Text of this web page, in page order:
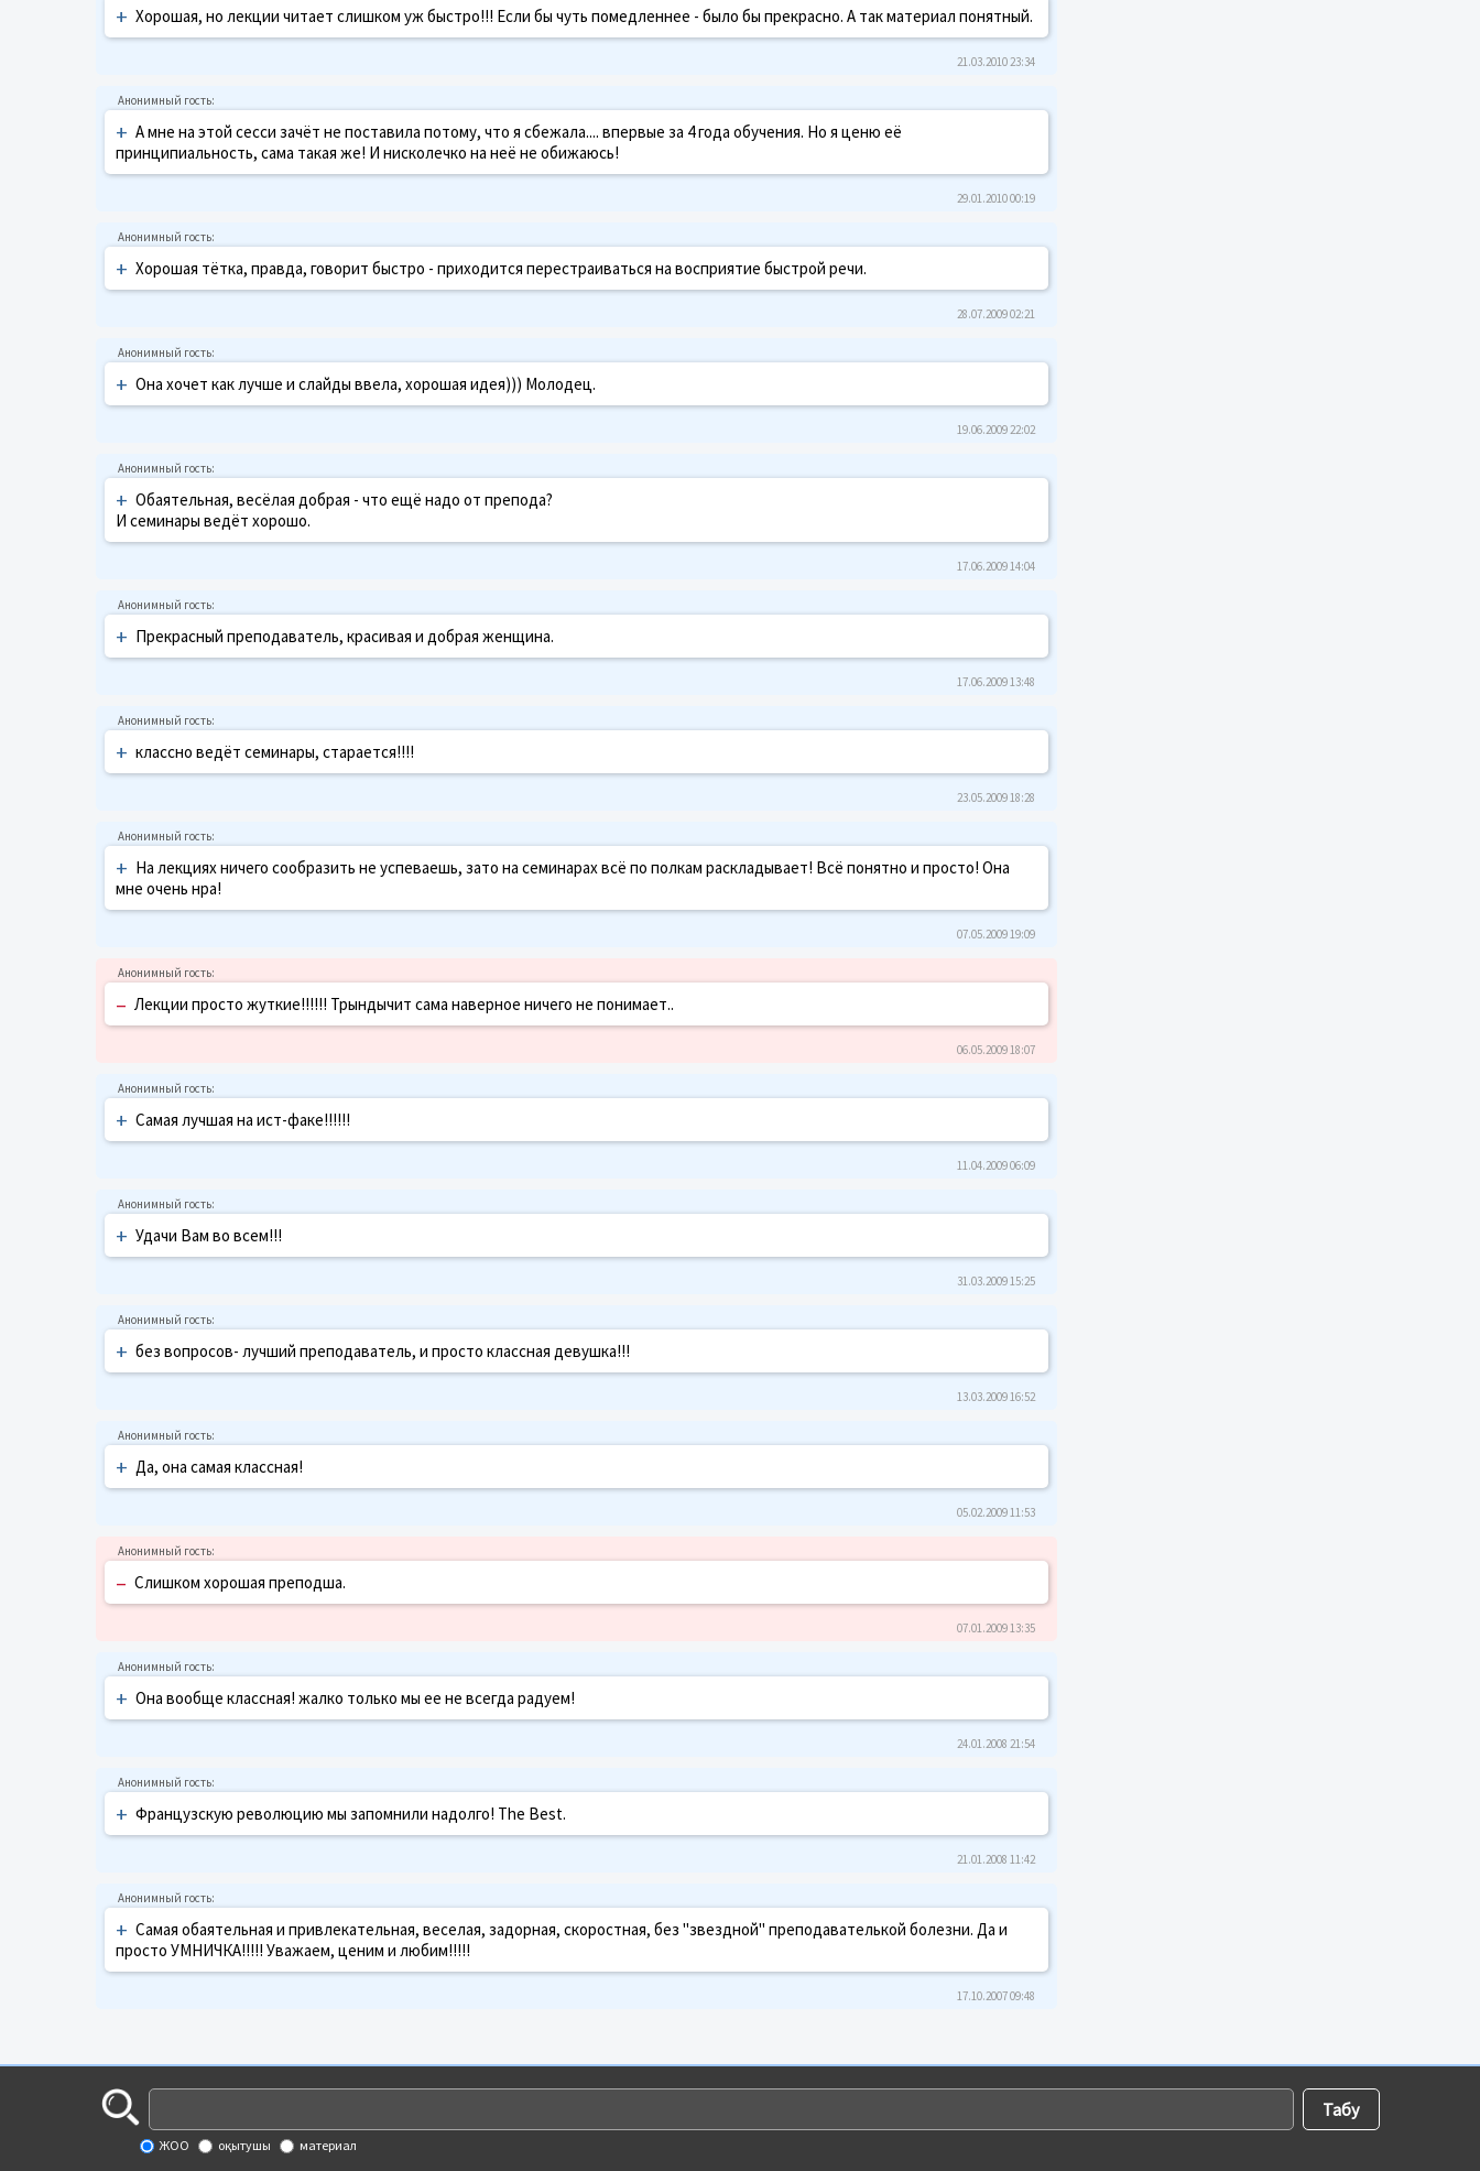
+ Хорошая, но лекции читает слишком уж быстро!!! Если бы чуть помедленнее - было бы прекрасно. А так материал понятный.
21.03.2010 23:34
+ А мне на этой сесси зачёт не поставила потому, что я сбежала.... впервые за 4 года обучения. Но я ценю её
принципиальность, сама такая же! И нисколечко на неё не обижаюсь!
29.01.2010 00:19
+ Хорошая тётка, правда, говорит быстро - приходится перестраиваться на восприятие быстрой речи.
28.07.2009 02:21
+ Она хочет как лучше и слайды ввела, хорошая идея))) Молодец.
19.06.2009 22:02
+ Обаятельная, весёлая добрая - что ещё надо от препода?
И семинары ведёт хорошо.
17.06.2009 14:04
+ Прекрасный преподаватель, красивая и добрая женщина.
17.06.2009 13:48
+ классно ведёт семинары, старается!!!!
23.05.2009 18:28
+ На лекциях ничего сообразить не успеваешь, зато на семинарах всё по полкам раскладывает! Всё понятно и просто! Она
мне очень нра!
07.05.2009 19:09
– Лекции просто жуткие!!!!!! Трындычит сама наверное ничего не понимает..
06.05.2009 18:07
+ Самая лучшая на ист-факе!!!!!!
11.04.2009 06:09
+ Удачи Вам во всем!!!
31.03.2009 15:25
+ без вопросов- лучший преподаватель, и просто классная девушка!!!
13.03.2009 16:52
+ Да, она самая классная!
05.02.2009 11:53
– Слишком хорошая преподша.
07.01.2009 13:35
+ Она вообще классная! жалко только мы ее не всегда радуем!
24.01.2008 21:54
+ Французскую революцию мы запомнили надолго! The Best.
21.01.2008 11:42
+ Самая обаятельная и привлекательная, веселая, задорная, скоростная, без "звездной" преподавателькой болезни. Да и
просто УМНИЧКА!!!!! Уважаем, ценим и любим!!!!!
17.10.2007 09:48
ЖОО оқытушы материал